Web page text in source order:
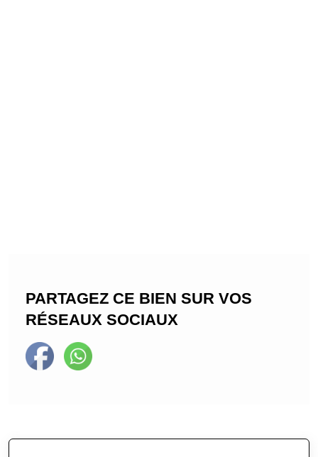
PARTAGEZ CE BIEN SUR VOS
RÉSEAUX SOCIAUX